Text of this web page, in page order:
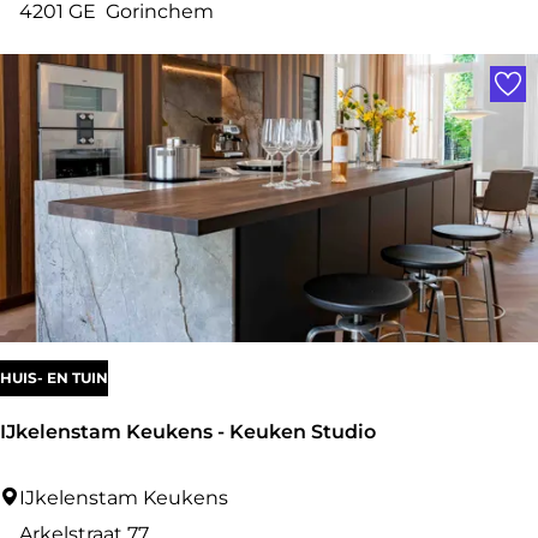
e
m
s
K
4201 GE Gorinchem
IJkelenstam Keukens - Keuken Studio
I
IJkelenstam Keukens
HUIS- EN TUIN